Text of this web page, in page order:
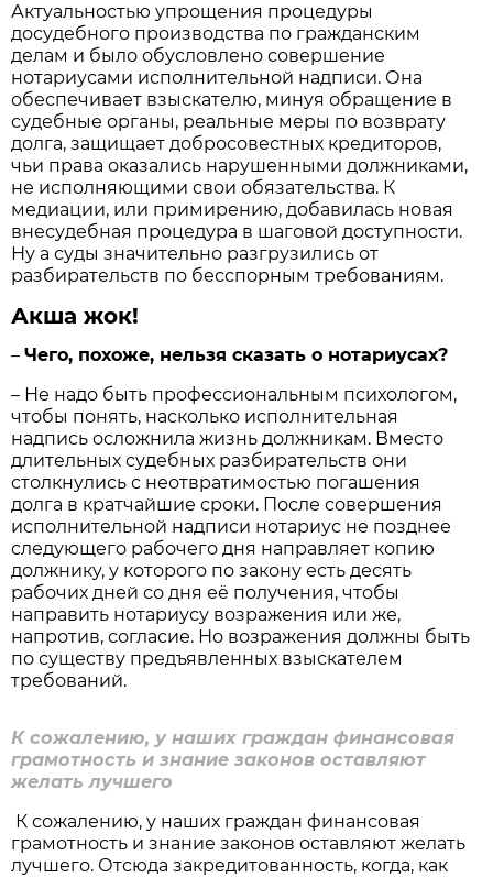
Актуальностью упрощения процедуры
досудебного производства по гражданским
делам и было обусловлено совершение
нотариусами исполнительной надписи. Она
обеспечивает взыскателю, минуя обращение в
судебные органы, реальные меры по возврату
долга, защищает добросовестных кредиторов,
чьи права оказались нарушенными должниками,
не исполняющими свои обязательства. К
медиации, или примирению, добавилась новая
внесудебная процедура в шаговой доступности.
Ну а суды значительно разгрузились от
разбирательств по бесспорным требованиям.
Акша жок!
–Чего, похоже, нельзя сказать о нотариусах?
– Не надо быть профессиональным психологом,
чтобы понять, насколько исполнительная
надпись осложнила жизнь должникам. Вместо
длительных судебных разбирательств они
столкнулись с неотвратимостью погашения
долга в кратчайшие сроки. После совершения
исполнительной надписи нотариус не позднее
следующего рабочего дня направляет копию
должнику, у которого по закону есть десять
рабочих дней со дня её получения, чтобы
направить нотариусу возражения или же,
напротив, согласие. Но возражения должны быть
по существу предъявленных взыскателем
требований.
К сожалению, у наших граждан финансовая
грамотность и знание законов оставляют
желать лучшего
К сожалению, у наших граждан финансовая
грамотность и знание законов оставляют желать
лучшего. Отсюда закредитованность, когда, как